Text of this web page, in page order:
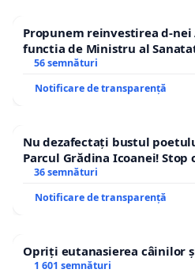
Propunem reinvestirea d-nei
functia de Ministru al
56 semnături
Notificare de transparență
Nu dezafectați bustul
Parcul Grădina Icoanei!
36 semnături
Notificare de transparență
Opriți eutanasierea câinilor
1 601 semnături